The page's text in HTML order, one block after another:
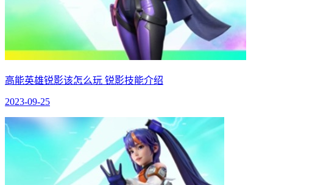
高能英雄锐影该怎么玩 锐影技能介绍
2023-09-25